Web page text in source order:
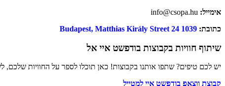
אימייל:
כתובת: 1039 Budapest, Matthias Király Street 24
שיתוף חוויות בקבוצות בודפשט איי אל
יש לכם טיפים? שתפו אותנו בקבוצות! כאן תוכלו לספר על החוויות
קבוצת ווצאפ בודפשט איי למטייל